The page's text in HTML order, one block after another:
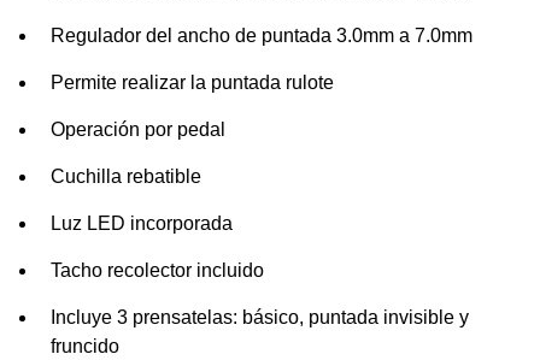
Regulador del ancho de puntada 3.0mm a 7.0mm
Permite realizar la puntada rulote
Operación por pedal
Cuchilla rebatible
Luz LED incorporada
Tacho recolector incluido
Incluye 3 prensatelas: básico, puntada invisible y
fruncido